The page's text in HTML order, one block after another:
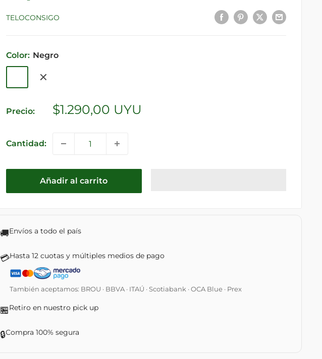
TELOCONSIGO
Color: Negro
Blanco
Precio:
Precio
$1.290,00 UYU
Cantidad:
Añadir al carrito
🚚Envíos a todo el país
💳Hasta 12 cuotas y múltiples medios de pago
También aceptamos: BROU · BBVA · ITAÚ · Scotiabank · OCA Blue · Prex
🏪Retiro en nuestro pick up
🔒Compra 100% segura